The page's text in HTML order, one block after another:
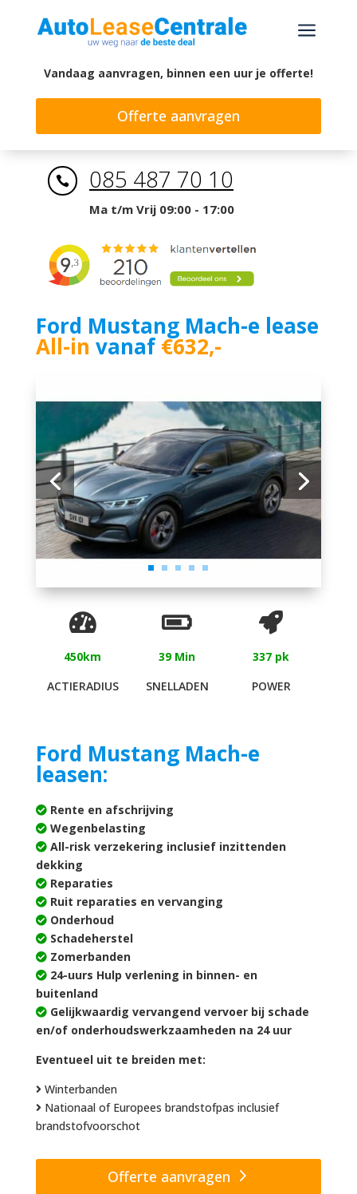
a
Vandaag aanvragen, binnen een uur je offerte!
Offerte aanvragen
 085 487 70 10
Ma t/m Vrij 09:00 - 17:00
Ford Mustang Mach-e lease
All-in vanaf€632,-
450km
ACTIERADIUS
39 Min
SNELLADEN
337 pk
POWER
Ford Mustang Mach-e
leasen:
Rente en afschrijving
Wegenbelasting
All-risk verzekering inclusief inzittenden
dekking
Reparaties
Ruit reparaties en vervanging
Onderhoud
Schadeherstel
Zomerbanden
24-uurs Hulp verlening in binnen- en
buitenland
Gelijkwaardig vervangend vervoer bij schade
en/of onderhoudswerkzaamheden na 24 uur
Eventueel uit te breiden met:
Winterbanden
Nationaal of Europees brandstofpas inclusief
brandstofvoorschot
Offerte aanvragen